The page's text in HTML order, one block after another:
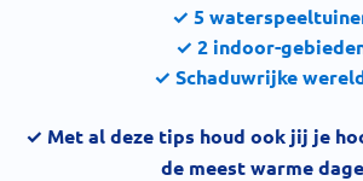
✓ 5
✓ 2 indoor-
✓ Schaduwrijke
✓ Met al deze tips houd ook jij je
de meest warme